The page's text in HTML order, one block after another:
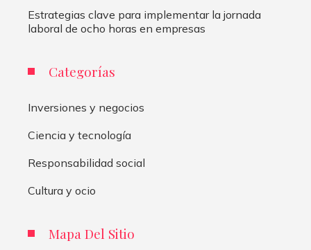
Estrategias clave para implementar la jornada
laboral de ocho horas en empresas
Categorías
Inversiones y negocios
Ciencia y tecnología
Responsabilidad social
Cultura y ocio
Mapa Del Sitio